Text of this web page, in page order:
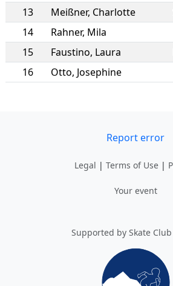
13
Meißner, Charlotte
14
Rahner, Mila
15
Faustino, Laura
16
Otto, Josephine
Report error
Legal | Terms of Use |
Your event
Supported by Skate